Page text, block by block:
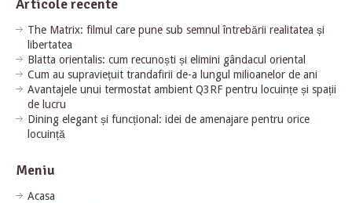
Articole recente
The Matrix: filmul care pune sub semnul întrebării realitatea și
libertatea
Blatta orientalis: cum recunoști și elimini gândacul oriental
Cum au supraviețuit trandafirii de-a lungul milioanelor de ani
Avantajele unui termostat ambient Q3RF pentru locuințe și spații
de lucru
Dining elegant și funcțional: idei de amenajare pentru orice
locuință
Meniu
Acasa